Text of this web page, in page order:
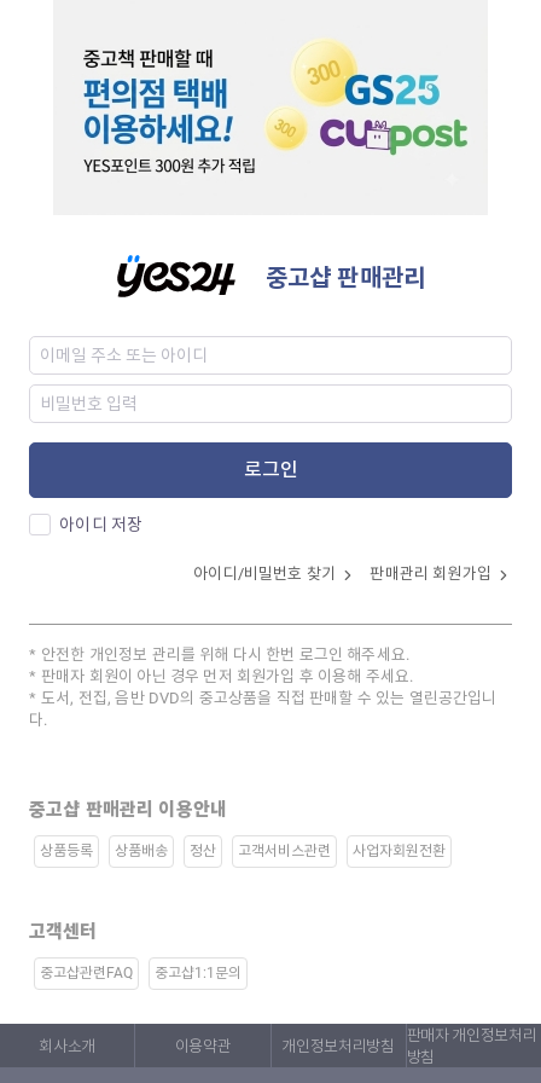
중고샵 판매관리
로그인
아이디 저장
아이디/비밀번호 찾기 판매관리 회원가입
안전한 개인정보 관리를 위해 다시 한번 로그인 해주세요.
판매자 회원이 아닌 경우 먼저 회원가입 후 이용해 주세요.
도서, 전집, 음반 DVD의 중고상품을 직접 판매할 수 있는 열린공간입니
다.
중고샵 판매관리 이용안내
상품등록 상품배송 정산 고객서비스관련 사업자회원전환
고객센터
중고샵관련FAQ 중고샵1:1문의
회사소개 이용약관 개인정보처리방침
판매자 개인정보처리
방침